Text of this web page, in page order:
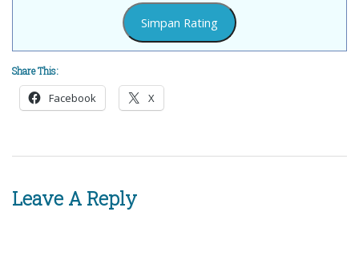
Share This:
Facebook X
Leave A Reply